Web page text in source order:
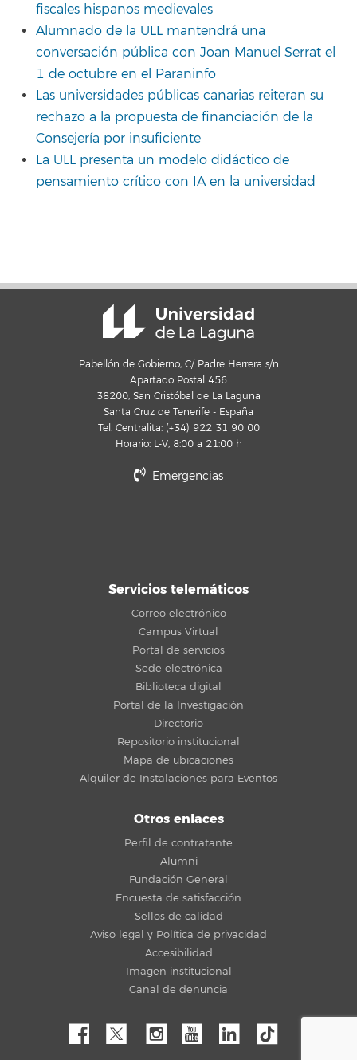
fiscales hispanos medievales
Alumnado de la ULL mantendrá una
conversación pública con Joan Manuel Serrat el
1 de octubre en el Paraninfo
Las universidades públicas canarias reiteran su
rechazo a la propuesta de financiación de la
Consejería por insuficiente
La ULL presenta un modelo didáctico de
pensamiento crítico con IA en la universidad
Pabellón de Gobierno, C/ Padre Herrera s/n
Apartado Postal 456
38200, San Cristóbal de La Laguna
Santa Cruz de Tenerife - España
Tel. Centralita: (+34) 922 31 90 00
Horario: L-V, 8:00 a 21:00 h
Emergencias
Servicios telemáticos
Correo electrónico
Campus Virtual
Portal de servicios
Sede electrónica
Biblioteca digital
Portal de la Investigación
Directorio
Repositorio institucional
Mapa de ubicaciones
Alquiler de Instalaciones para Eventos
Otros enlaces
Perfil de contratante
Alumni
Fundación General
Encuesta de satisfacción
Sellos de calidad
Aviso legal y Política de privacidad
Accesibilidad
Imagen institucional
Canal de denuncia